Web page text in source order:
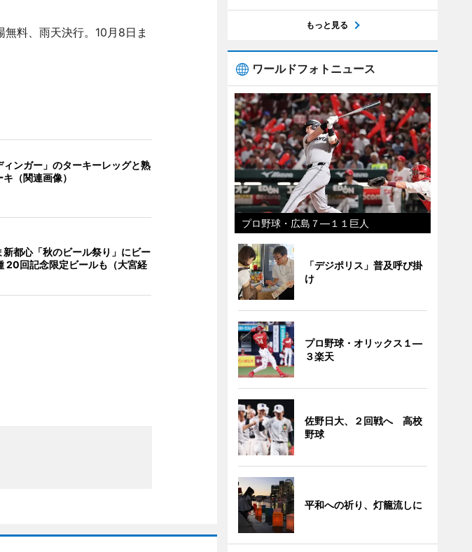
料、雨天決行。10月8日ま
ィンガー」のターキーレッグと熟
（関連画像）
新都心「秋のビール祭り」にビー
20回記念限定ビールも（大宮経
もっと見る
ワールドフォトニュース
プロ野球・広島７―１１巨人
「デジポリス」普及呼び掛
け
プロ野球・オリックス１―
３楽天
佐野日大、２回戦へ 高校
野球
平和への祈り、灯籠流しに